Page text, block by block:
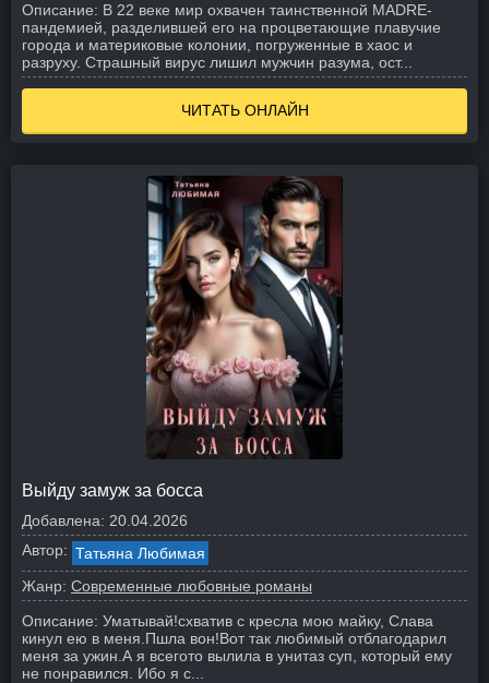
Описание: В 22 веке мир охвачен таинственной MADRE-
пандемией, разделившей его на процветающие плавучие
города и материковые колонии, погруженные в хаос и
разруху. Страшный вирус лишил мужчин разума, ост...
ЧИТАТЬ ОНЛАЙН
Выйду замуж за босса
Добавлена: 20.04.2026
Автор: Татьяна Любимая
Жанр: Современные любовные романы
Описание: Уматывай!схватив с кресла мою майку, Слава
кинул ею в меня.Пшла вон!Вот так любимый отблагодарил
меня за ужин. А я всегото вылила в унитаз суп, который ему
не понравился. Ибо я с...